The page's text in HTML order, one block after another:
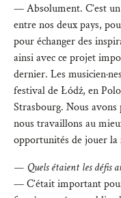
— Absolument. C’est
entre nos deux pays,
pour échanger des
ainsi avec ce projet
dernier. Les
festival de Łódź, en
Strasbourg. Nous
nous travaillons au
opportunités de jouer la
— Quels étaient les défis
— C’était important